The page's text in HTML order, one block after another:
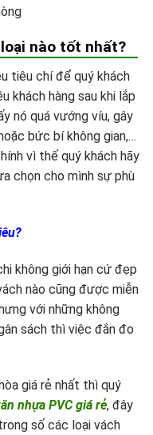
nào tốt nhất?
tiêu chí để quý khách
khách hàng sau khi lắp
nó quá vướng víu, gây
bức bí không gian,…
vì thế quý khách hãy
chọn cho mình sự phù
không giới hạn cứ đẹp
nào cũng được miễn
với những không
sách thì việc đắn đo
giá rẻ nhất thì quý
nhựa PVC giá rẻ, đây
số các loại vách